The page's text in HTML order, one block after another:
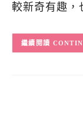
較新奇有趣